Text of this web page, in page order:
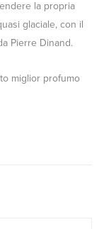
la propria
glaciale, con il
Pierre Dinand.
miglior profumo